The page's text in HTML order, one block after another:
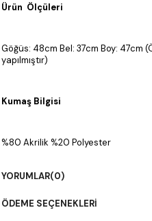
Ürün Ölçüleri
Göğüs: 48cm Bel: 37cm Boy: 47cm
yapılmıştır)
Kumaş Bilgisi
%80 Akrilik %20 Polyester
YORUMLAR(0)
ÖDEME SEÇENEKLERI